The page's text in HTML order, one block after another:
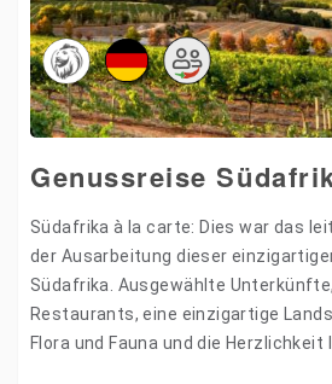
Genussreise
Südafrika à la carte: Dies war das
der Ausarbeitung dieser
Südafrika. Ausgewählte
Restaurants, eine einzigartige
Flora und Fauna und die Herzlichkeit